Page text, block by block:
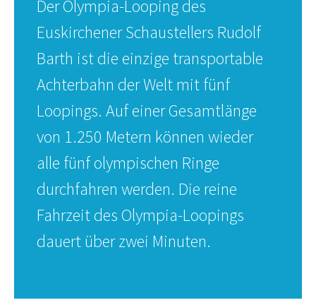
Der Olympia-Looping des
Euskirchener Schaustellers Rudolf
Barth ist die einzige transportable
Achterbahn der Welt mit fünf
Loopings. Auf einer Gesamtlänge
von 1.250 Metern können wieder
alle fünf olympischen Ringe
durchfahren werden. Die reine
Fahrzeit des Olympia-Loopings
dauert über zwei Minuten.